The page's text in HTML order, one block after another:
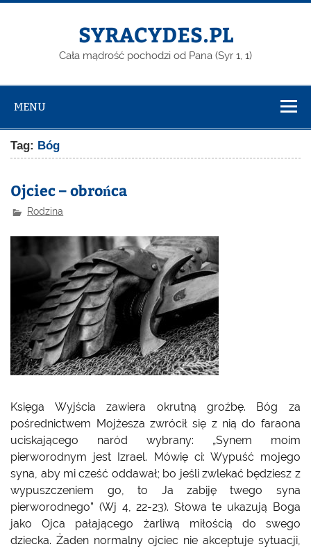
Skip
SYRACYDES.PL
Cała mądrość pochodzi od Pana (Syr 1, 1)
MENU
Tag: Bóg
Ojciec – obrońca
Rodzina
Księga Wyjścia zawiera okrutną groźbę. Bóg za
pośrednictwem Mojżesza zwrócił się z nią do faraona
uciskającego naród wybrany: „Synem moim
pierworodnym jest Izrael. Mówię ci: Wypuść mojego
syna, aby mi cześć oddawał; bo jeśli zwlekać będziesz z
wypuszczeniem go, to Ja zabiję twego syna
pierworodnego” (Wj 4, 22-23). Słowa te ukazują Boga
jako Ojca pałającego żarliwą miłością do swego
dziecka. Żaden normalny ojciec nie akceptuje sytuacji,